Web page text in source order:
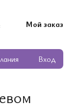
Мой заказ
Вход